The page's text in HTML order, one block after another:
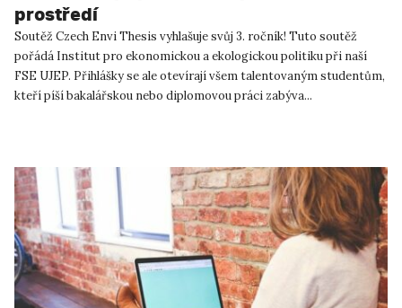
prostředí
Soutěž Czech Envi Thesis vyhlašuje svůj 3. ročník! Tuto soutěž
pořádá Institut pro ekonomickou a ekologickou politiku při naší
FSE UJEP. Přihlášky se ale otevírají všem talentovaným studentům,
kteří píší bakalářskou nebo diplomovou práci zabýva...